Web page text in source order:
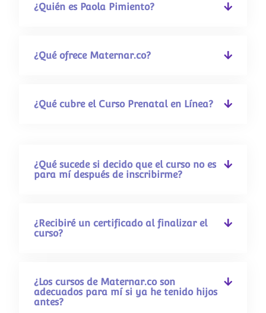
¿Quién es Paola Pimiento?
¿Qué ofrece Maternar.co?
¿Qué cubre el Curso Prenatal en Línea?
¿Qué sucede si decido que el curso no es
para mí después de inscribirme?
¿Recibiré un certificado al finalizar el
curso?
¿Los cursos de Maternar.co son
adecuados para mí si ya he tenido hijos
antes?